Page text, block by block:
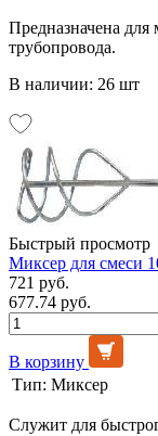
Предназначена
трубопровода.
В наличии: 26 шт
Быстрый просмотр
Миксер для смеси
721 руб.
677.74 руб.
В корзину
Тип: Миксер
Служит для